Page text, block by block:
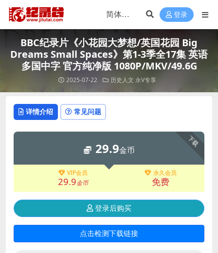
登录
BBC纪录片《小花园大梦想/英国花园 Big
Dreams Small Spaces》第1-3季全17集 英语
多国中字 官方纯净版 1080P/MKV/49.6G
2025-07-22 历史人文 永V专享
详情介绍 常见问题
下载
29.9金币
VIP会员
29.9金币
永久会员
免费
登录后购买
点击检测下载链接